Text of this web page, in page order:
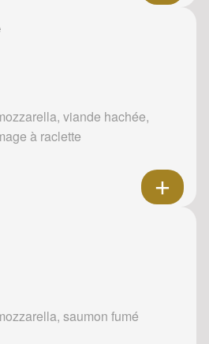
viande hachée,
à raclette
saumon fumé